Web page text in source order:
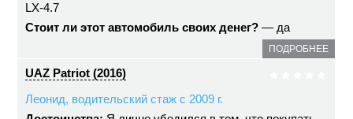
LX-4.7
Стоит ли этот автомобиль своих денег? — да
ПОДРОБНЕЕ
UAZ Patriot (2016)
Леонид, водительский стаж с 2009 г.